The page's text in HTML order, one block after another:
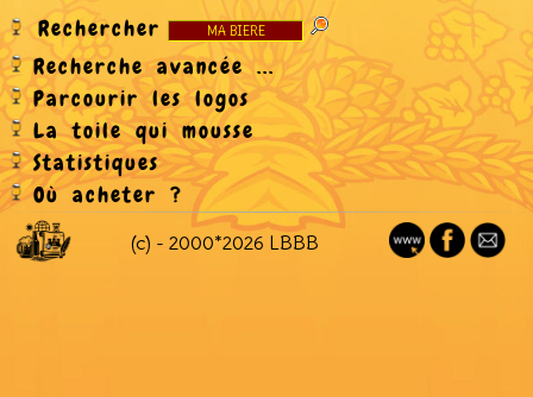
Rechercher
Recherche avancée ...
Parcourir les logos
La toile qui mousse
Statistiques
Où acheter ?
(c) - 2000*2026 LBBB